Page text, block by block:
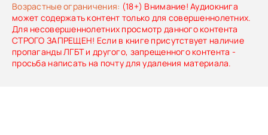
Возрастные ограничения: (18+) Внимание! Аудиокнига
может содержать контент только для совершеннолетних.
Для несовершеннолетних просмотр данного контента
СТРОГО ЗАПРЕЩЕН! Если в книге присутствует наличие
пропаганды ЛГБТ и другого, запрещенного контента -
просьба написать на почту для удаления материала.